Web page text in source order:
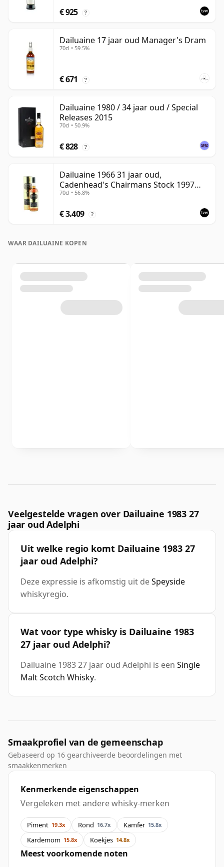
€ 925 ?
Dailuaine 17 jaar oud Manager's Dram
70cl • 59.5%
€ 671 ?
Dailuaine 1980 / 34 jaar oud / Special
Releases 2015
70cl • 50.9%
€ 828 ?
Dailuaine 1966 31 jaar oud,
Cadenhead's Chairmans Stock 1997
Bottling with Tube
70cl • 56.8%
€ 3.409 ?
WAAR DAILUAINE KOPEN
Veelgestelde vragen over Dailuaine 1983 27
jaar oud Adelphi
Uit welke regio komt Dailuaine 1983 27
jaar oud Adelphi?
Deze expressie is afkomstig uit deSpeyside
whiskyregio.
Wat voor type whisky is Dailuaine 1983
27 jaar oud Adelphi?
Dailuaine 1983 27 jaar oud Adelphi is een Single
Malt Scotch Whisky.
Smaakprofiel van de gemeenschap
Gebaseerd op 16 gearchiveerde beoordelingen met
smaakkenmerken
Kenmerkende eigenschappen
Vergeleken met andere whisky-merken
Piment 19.3x Rond 16.7x Kamfer 15.8x
Kardemom 15.8x Koekjes 14.8x
Meest voorkomende noten